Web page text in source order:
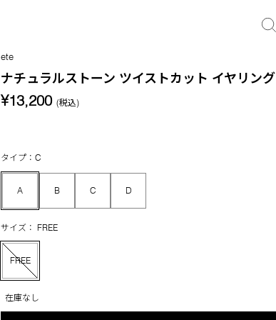
ete
ナチュラルストーン ツイストカット イヤリング
¥13,200 (税込)
タイプ：C
A B C D
サイズ： FREE
FREE
在庫なし